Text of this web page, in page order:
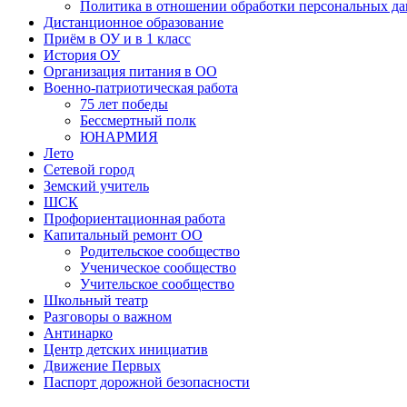
Политика в отношении обработки персональных
Дистанционное образование
Приём в ОУ и в 1 класс
История ОУ
Организация питания в ОО
Военно-патриотическая работа
75 лет победы
Бессмертный полк
ЮНАРМИЯ
Лето
Сетевой город
Земский учитель
ШСК
Профориентационная работа
Капитальный ремонт ОО
Родительское сообщество
Ученическое сообщество
Учительское сообщество
Школьный театр
Разговоры о важном
Антинарко
Центр детских инициатив
Движение Первых
Паспорт дорожной безопасности